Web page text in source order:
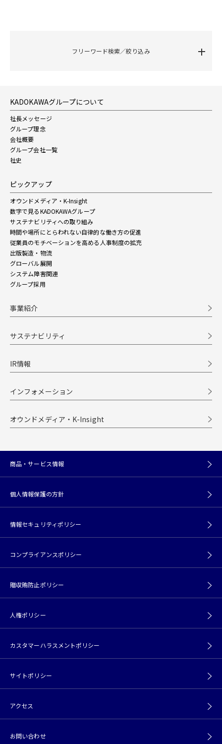
フリーワード検索／絞り込み
KADOKAWAグループについて
社長メッセージ
グループ理念
会社概要
グループ会社一覧
社史
ピックアップ
オウンドメディア・K-Insight
数字で見るKADOKAWAグループ
サステナビリティへの取り組み
時間や場所にとらわれない自律的な働き方の促進
従業員のモチベーションを高める人事制度の拡充
出版製造・物流
グローバル展開
システム障害関連
グループ採用
事業紹介
サステナビリティ
IR情報
インフォメーション
オウンドメディア・K-Insight
商品・サービス情報
個人情報保護の方針
情報セキュリティポリシー
コンプライアンスポリシー
贈収賄防止ポリシー
人権ポリシー
カスタマーハラスメントポリシー
サイトポリシー
アクセス
お問い合わせ